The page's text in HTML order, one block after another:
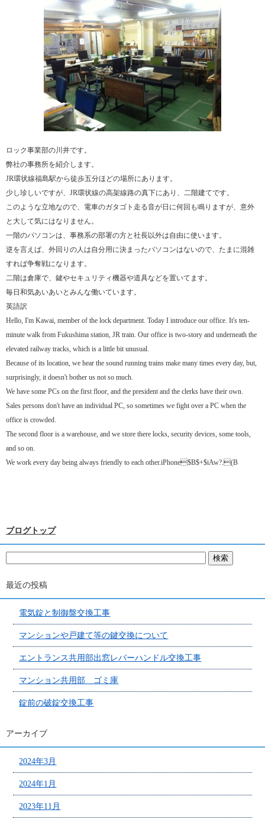
ロック事業部の川井です。
弊社の事務所を紹介します。
JR環状線福島駅から徒歩五分ほどの場所にあります。
少し珍しいですが、JR環状線の高架線路の真下にあり、二階建てです。
このような立地なので、電車のガタゴト走る音が日に何回も鳴りますが、意外
と大して気にはなりません。
一階のパソコンは、事務系の部署の方と社長以外は自由に使います。
逆を言えば、外回りの人は自分用に決まったパソコンはないので、たまに混雑
すれば争奪戦になります。
二階は倉庫で、鍵やセキュリティ機器や道具などを置いてます。
毎日和気あいあいとみんな働いています。
英語訳
Hello, I'm Kawai, member of the lock department. Today I introduce our office. It's ten-
minute walk from Fukushima station, JR train. Our office is two-story and underneath the
elevated railway tracks, which is a little bit unusual.
Because of its location, we hear the sound running trains make many times every day, but,
surprisingly, it doesn't bother us not so much.
We have some PCs on the first floor, and the president and the clerks have their own.
Sales persons don't have an individual PC, so sometimes we fight over a PC when the
office is crowded.
The second floor is a warehouse, and we store there locks, security devices, some tools,
and so on.
We work every day being always friendly to each other.iPhone$B$+$iAw?.(B
ブログトップ
最近の投稿
電気錠と制御盤交換工事
マンションや戸建て等の鍵交換について
エントランス共用部出窓レバーハンドル交換工事
マンション共用部 ゴミ庫
錠前の破錠交換工事
アーカイブ
2024年3月
2024年1月
2023年11月